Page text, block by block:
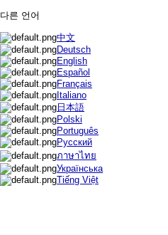
다른 언어
中文
Deutsch
English
Español
Français
Italiano
日本語
Polski
Português
Русский
ภาษาไทย
Українська
Tiếng Việt